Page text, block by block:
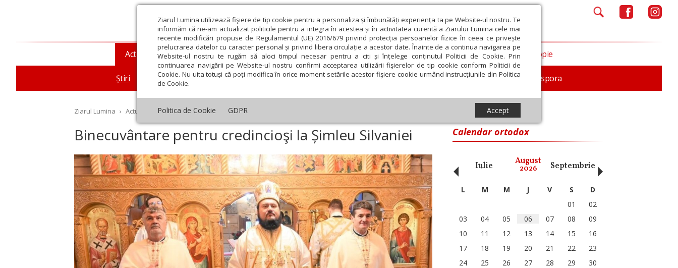
Ziarul Lumina utilizează fişiere de tip cookie pentru a personaliza și îmbunătăți experiența ta pe Website-ul nostru. Te
informăm că ne-am actualizat politicile pentru a integra în acestea și în activitatea curentă a Ziarului Lumina cele mai
recente modificări propuse de Regulamentul (UE) 2016/679 privind protecția persoanelor fizice în ceea ce privește
prelucrarea datelor cu caracter personal și privind libera circulație a acestor date. Înainte de a continua navigarea pe
Website-ul nostru te rugăm să aloci timpul necesar pentru a citi și înțelege conținutul Politicii de Cookie. Prin
continuarea navigării pe Website-ul nostru confirmi acceptarea utilizării fişierelor de tip cookie conform Politicii de
Cookie. Nu uita totuși că poți modifica în orice moment setările acestor fişiere cookie urmând instrucțiunile din Politica
de Cookie.
Politica de Cookie GDPR Accept
Actualitate religioasă
Știri Mesaje și cuvântări An omagial Comunicate de presă Documentar In memoriam Diaspora
Teologie și spiritualitate Educaţie și Cultură Societate Opinii Filantropie
Ziarul Lumina › Actualitate religioasă › Știri › Binecuvântare pentru credincioşi la Șimleu Silvaniei
Binecuvântare pentru credincioşi la Șimleu Silvaniei Calendar ortodox
Octombrie Noiembrie Decembrie Ianuarie Februarie Martie Aprilie Mai Iunie Iulie August
2026 Septembrie Octombrie
‹ L M M J V S
D
01
02
03
04 05 06 07 08
09
10
11 12 13 14 15
16
17
18 19 20 21 22
23
24
25 26 27 28 29
30